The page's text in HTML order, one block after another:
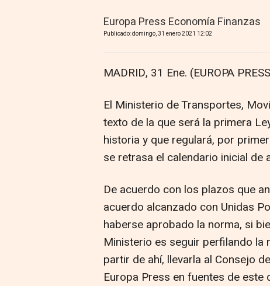
Europa Press Economía Finanzas
Publicado: domingo, 31 enero 2021 12:02
MADRID, 31 Ene. (EUROPA
El Ministerio de Transportes,
texto de la que será la primera
historia y que regulará, por
se retrasa el calendario inicial de
De acuerdo con los plazos que
acuerdo alcanzado con Unidas
haberse aprobado la norma, si
Ministerio es seguir perfilando la
partir de ahí, llevarla al Consejo
Europa Press en fuentes de este